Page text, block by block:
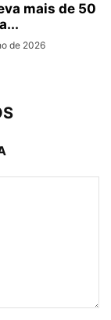
mais de 50
de 2026